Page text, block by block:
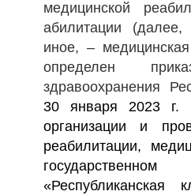
медицинской
абилитации
иное, –
определен
здравоохранения
30 января 2023
организации и
реабилитации,
«Республиканская